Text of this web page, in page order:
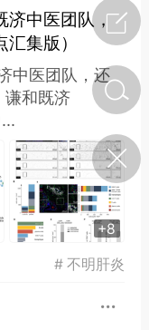
膏】
济中医团队，
集版）
中医团队，还
谦和既济
+8
#不明肝炎